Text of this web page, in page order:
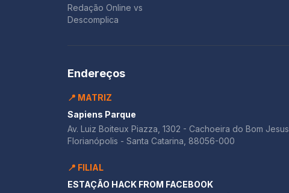
Redação Online vs
Descomplica
Endereços
📍 MATRIZ
Sapiens Parque
Av. Luiz Boiteux Piazza, 1302 - Cachoeira do Bom Jesus,
Florianópolis - Santa Catarina, 88056-000
📍 FILIAL
ESTAÇÃO HACK FROM FACEBOOK